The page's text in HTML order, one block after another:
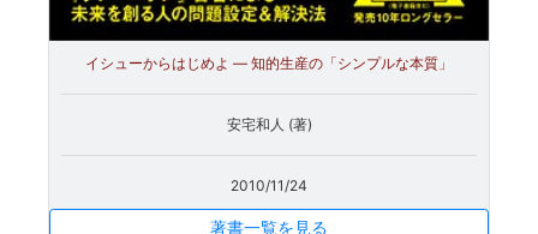
イシューからはじめよ ― 知的生産の「シンプルな本質」
安宅和人 (著)
2010/11/24
著書一覧を見る